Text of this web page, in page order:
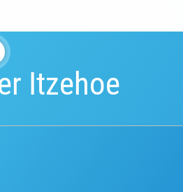
Itzehoe